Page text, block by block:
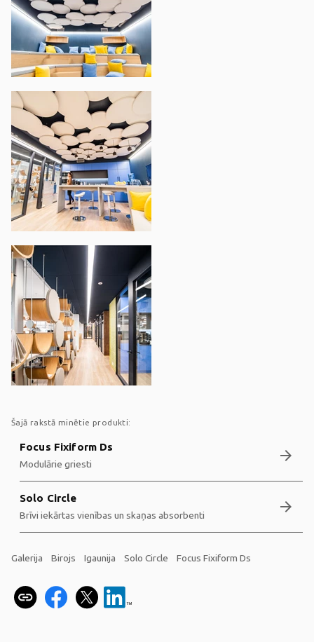
Šajā rakstā minētie produkti:
Focus Fixiform Ds
Modulārie griesti arrow_forward
Solo Circle
Brīvi iekārtas vienības un skaņas absorbenti arrow_forward
Galerija Birojs Igaunija Solo Circle Focus Fixiform Ds